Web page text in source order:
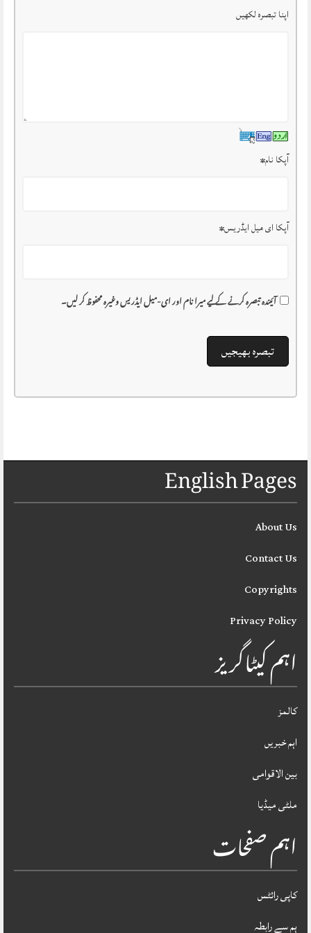
اپنا تبصرہ لکھیں
آپکا نام*
آپکا ای میل ایڈریس*
آئیندہ تبصرہ کرنے کے لیے میرا نام اور ای-میل ایڈریس وغیرہ محفوظ کر لیں۔
English Pages
About Us
Contact Us
Copyrights
Privacy Policy
اہم کیٹاگریز
کالمز
اہم خبریں
بین الاقوامی
ملٹی میڈیا
اہم صفحات
کاپی رائٹس
ہم سے رابطہ